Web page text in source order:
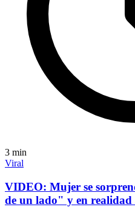
3 min
Viral
VIDEO: Mujer se
de un lado" y en realidad